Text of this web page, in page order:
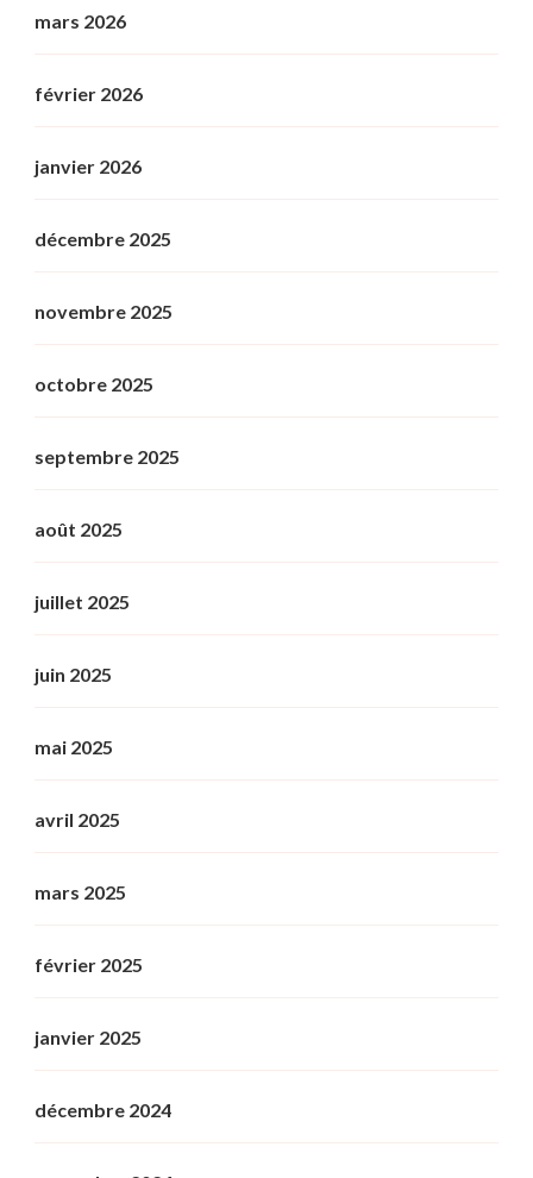
mars 2026
février 2026
janvier 2026
décembre 2025
novembre 2025
octobre 2025
septembre 2025
août 2025
juillet 2025
juin 2025
mai 2025
avril 2025
mars 2025
février 2025
janvier 2025
décembre 2024